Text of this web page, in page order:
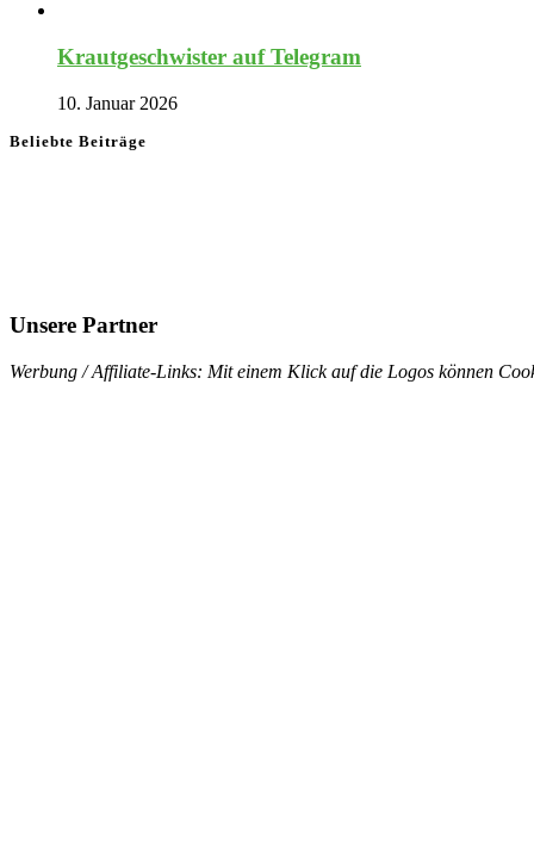
Krautgeschwister auf Telegram
10. Januar 2026
Beliebte Beiträge
Unsere Partner
Werbung / Affiliate-Links: Mit einem Klick auf die Logos können